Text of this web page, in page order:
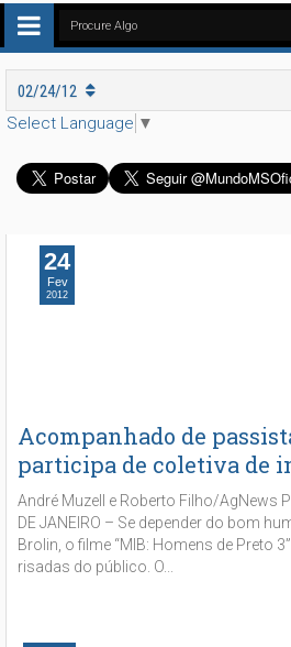
02/24/12
Select Language ▼
Acompanhado de
participa de coletiva de
André Muzell e Roberto Filho/AgNews
DE JANEIRO – Se depender do bom
Brolin, o filme “MIB: Homens de Preto
risadas do público. O...
24
Fev
2012